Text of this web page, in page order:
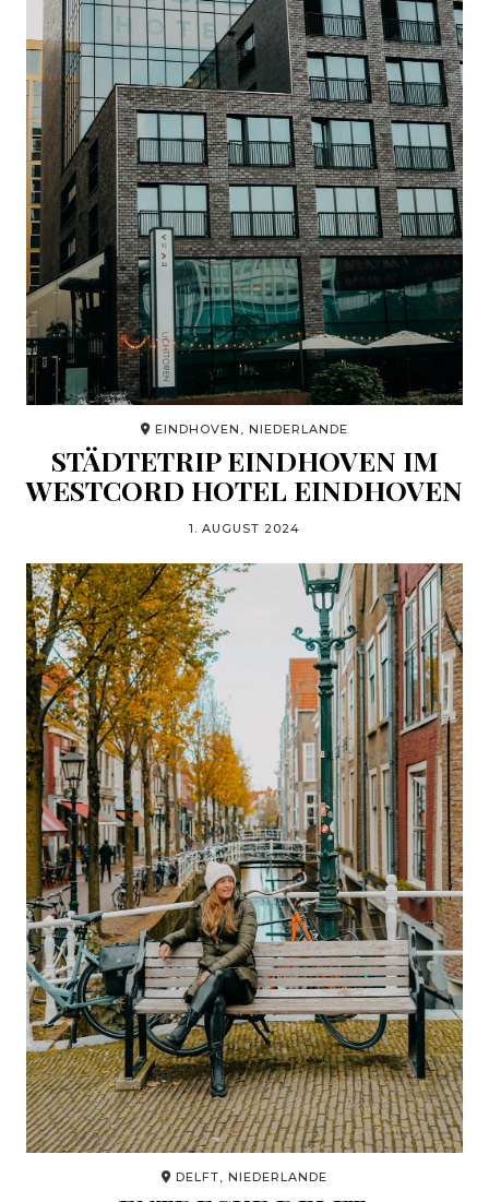
EINDHOVEN, NIEDERLANDE
STÄDTETRIP EINDHOVEN IM
WESTCORD HOTEL EINDHOVEN
1. AUGUST 2024
DELFT, NIEDERLANDE